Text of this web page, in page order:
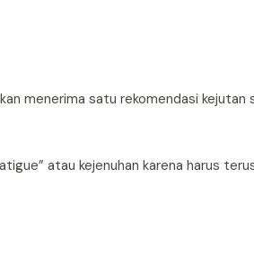
menerima satu rekomendasi kejutan
atau kejenuhan karena harus